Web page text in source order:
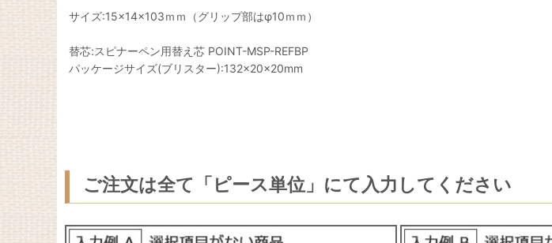
サイズ:15×14×103ｍｍ（グリップ部はφ10ｍｍ）
替芯:スピナーペン用替え芯 POINT-MSP-REFBP
パッケージサイズ(ブリスター):132×20×20mm
ご注文は全て「ピース単位」にて入力してください